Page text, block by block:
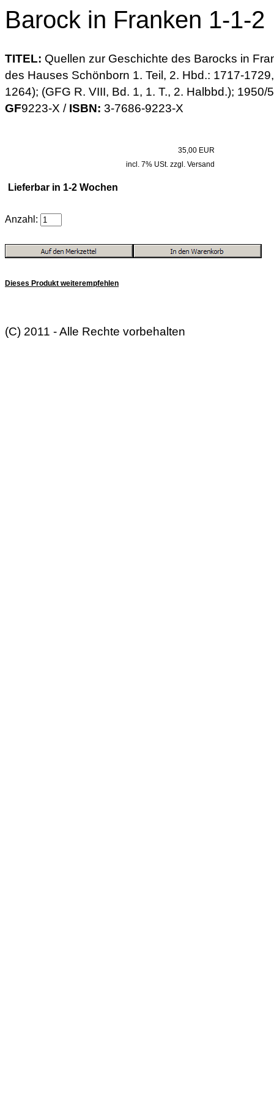
Barock in Franken 1-1-2
TITEL: Quellen zur Geschichte des Barocks in
des Hauses Schönborn 1. Teil, 2. Hbd.: 1717-
1264); (GFG R. VIII, Bd. 1, 1. T., 2. Halbbd.); 1950/
GF9223-X / ISBN: 3-7686-9223-X
35,00 EUR
incl. 7% USt. zzgl. Versand
Lieferbar in 1-2 Wochen
Anzahl:
Dieses Produkt weiterempfehlen
(C) 2011 - Alle Rechte vorbehalten